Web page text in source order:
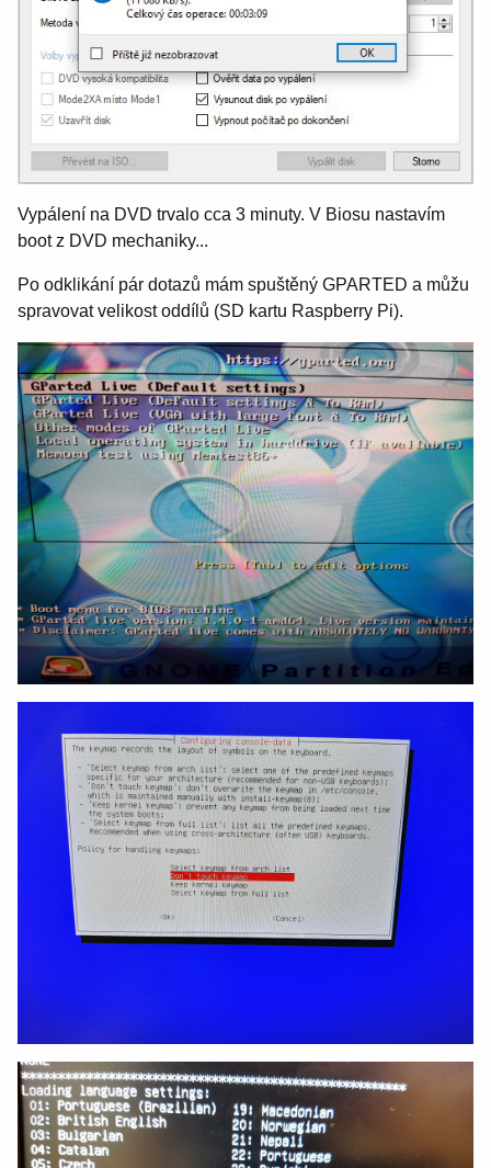
Vypálení na DVD trvalo cca 3 minuty. V Biosu nastavím
boot z DVD mechaniky...
Po odklikání pár dotazů mám spuštěný GPARTED a můžu
spravovat velikost oddílů (SD kartu Raspberry Pi).